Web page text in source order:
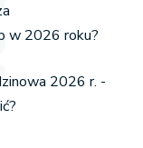
w 2026 roku?
2026 r. -